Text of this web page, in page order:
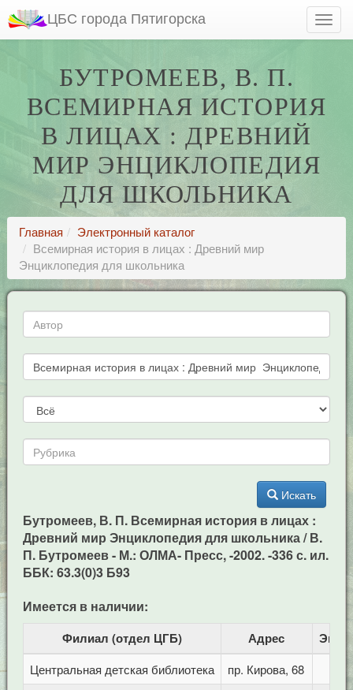
ЦБС города Пятигорска
БУТРОМЕЕВ, В. П.
ВСЕМИРНАЯ ИСТОРИЯ
В ЛИЦАХ : ДРЕВНИЙ
МИР ЭНЦИКЛОПЕДИЯ
ДЛЯ ШКОЛЬНИКА
Главная
Электронный каталог
Всемирная история в лицах : Древний мир
Энциклопедия для школьника
Искать
Бутромеев, В. П. Всемирная история в лицах :
Древний мир Энциклопедия для школьника / В.
П. Бутромеев - М.: ОЛМА- Пресс, -2002. -336 с. ил.
ББК: 63.3(0)3 Б93
Имеется в наличии:
Филиал (отдел ЦГБ) Адрес
Центральная детская библиотека
пр. Кирова, 68